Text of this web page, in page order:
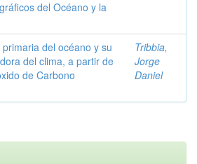
del Océano y la
del océano y su
del clima, a partir de
de Carbono
Tribbia,
Jorge
Daniel